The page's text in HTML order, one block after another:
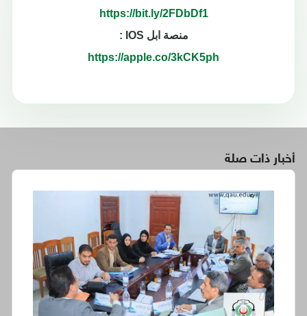
https://bit.ly/2FDbDf1
منصة ابل IOS :
https://apple.co/3kCK5ph
أخبار ذات صلة